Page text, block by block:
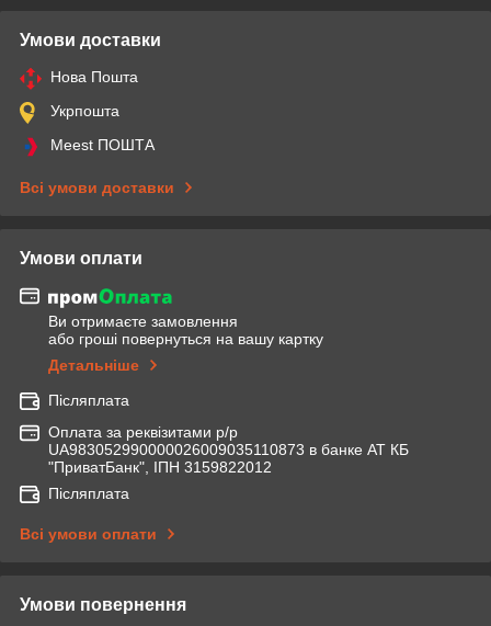
Умови доставки
Нова Пошта
Укрпошта
Meest ПОШТА
Всі умови доставки
Умови оплати
Ви отримаєте замовлення
або гроші повернуться на вашу картку
Детальніше
Післяплата
Оплата за реквізитами р/р
UA983052990000026009035110873 в банке АТ КБ
"ПриватБанк", ІПН 3159822012
Післяплата
Всі умови оплати
Умови повернення